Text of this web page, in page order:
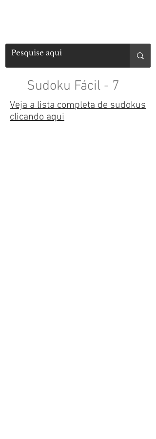
Sudoku Fácil - 7
Veja a lista completa de sudokus
clicando aqui